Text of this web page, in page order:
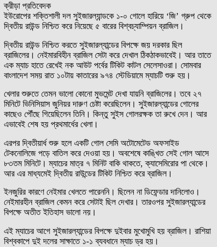
ক্রীড়া প্রতিবেদক
ইউরোপের শক্তিশালী দল সুইজারল্যান্ডকে ১-০ গোলে হারিয়ে ‘জি’ গ্রুপ থেকে
দ্বিতীয় রাউন্ড নিশ্চিত করে নিয়েছে ৫ বারের বিশ্বচ্যাম্পিয়ন ব্রাজিল।
দ্বিতীয় রাউন্ড নিশ্চিত করতে সুইজারল্যান্ডের বিপক্ষে জয় দরকার ছিল
ব্রাজিলের। নেইমারবিহীন ব্রাজিল সেটা করে দেখাল ঠিকঠাকভাবেই। আর তাতে
এক ম্যাচ হাতে রেখেই নক আউট পর্বের টিকিট কাটল সেলেসাওরা। সোমবার
বাংলাদেশ সময় রাত ১০টায় কাতারের ৯৭৪ স্টেডিয়ামে ম্যাচটি শুরু হয়।
খেলার শুরুতে তেমন ভালো কোনো মুভমেন্ট দেখা যায়নি ব্রাজিলের। তবে ২৭
মিনিটে ভিনিসিয়াস জুনিয়র দারুণ চেষ্টা করেছিলেন। সুইজারল্যান্ডের গোলের
কাছেও পৌঁছে গিয়েছিলেন তিনি। কিন্তু সুইস গোলরক্ষক তা রুখে দেন। আর
এভাবেই শেষ হয় প্রথমার্ধের খেলা।
এরপর দ্বিতীয়ার্ধ শুরু হলে একটি গোল সেমি অটোমেটেড অফসাইড
টেকনোলিজে পড়ে বাতিল করে দেওয়া হয়। অবশেষে কাঙ্খিত সেই গোল আসে
৮৩তম মিনিটে। ম্যাচের মাত্র ৭ মিনিট বাকি থাকতে, ক্যাসেমিরোর পা থেকে।
আর এর মাধ্যমেই দ্বিতীয় রাউন্ডের টিকিট নিশ্চিত করে ব্রাজিল।
ইনজুরির কারণে নেইমার খেলতে পারেননি। ছিলেন না ডিফেন্ডার দানিলোও।
নেইমারহীন ব্রাজিল কেমন করে সেটাই ছিল দেখার। তারওপর সুইজারল্যান্ডের
বিপক্ষে অতীত ইতিহাস ভালো নয়।
এই ম্যাচের আগে সুইজারল্যান্ডের বিপক্ষে দুইবার মুখোমুখি হয় ব্রাজিল। রাশিয়া
বিশ্বকাপে দুই দলের সাক্ষাতে ১-১ ব্যবধানে ম্যাচ ড্র হয়।